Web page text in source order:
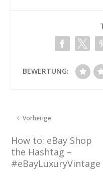
BEWERTUNG:
Vorherige
How to: eBay Shop
the Hashtag –
#eBayLuxuryVintage